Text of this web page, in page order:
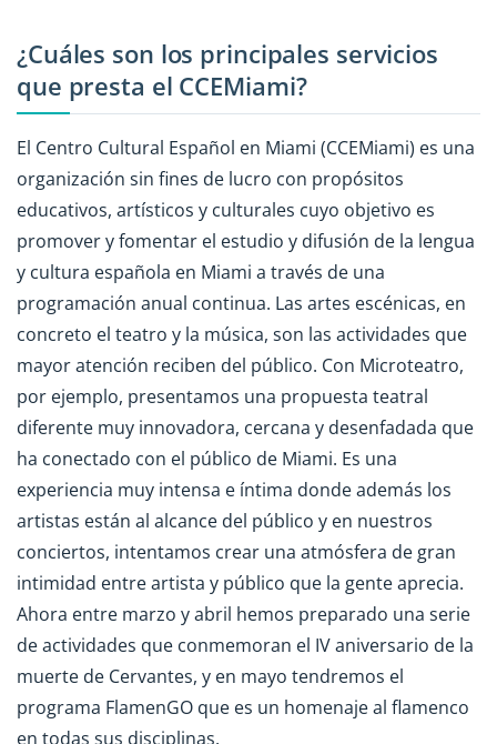
¿Cuáles son los principales servicios
que presta el CCEMiami?
El Centro Cultural Español en Miami (CCEMiami) es una
organización sin fines de lucro con propósitos
educativos, artísticos y culturales cuyo objetivo es
promover y fomentar el estudio y difusión de la lengua
y cultura española en Miami a través de una
programación anual continua. Las artes escénicas, en
concreto el teatro y la música, son las actividades que
mayor atención reciben del público. Con Microteatro,
por ejemplo, presentamos una propuesta teatral
diferente muy innovadora, cercana y desenfadada que
ha conectado con el público de Miami. Es una
experiencia muy intensa e íntima donde además los
artistas están al alcance del público y en nuestros
conciertos, intentamos crear una atmósfera de gran
intimidad entre artista y público que la gente aprecia.
Ahora entre marzo y abril hemos preparado una serie
de actividades que conmemoran el IV aniversario de la
muerte de Cervantes, y en mayo tendremos el
programa FlamenGO que es un homenaje al flamenco
en todas sus disciplinas.